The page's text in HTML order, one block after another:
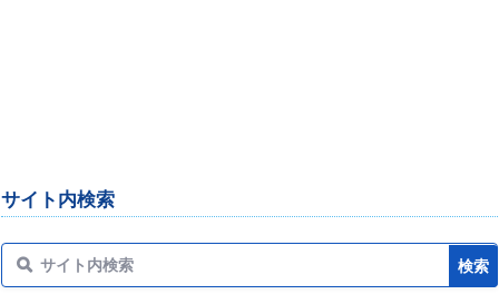
サイト内検索